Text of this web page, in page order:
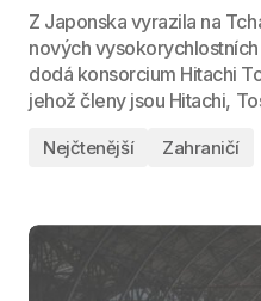
Z Japonska vyrazila na
nových
dodá konsorcium Hitachi
jehož členy jsou Hitachi,
Nejčtenější Zahraničí